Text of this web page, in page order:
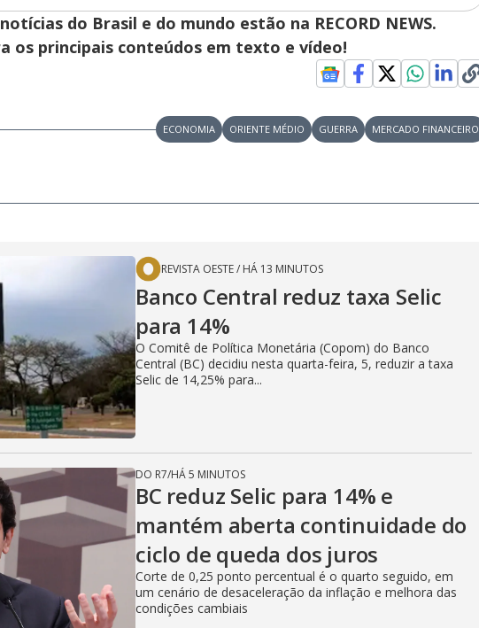
do Brasil e do mundo estão na RECORD NEWS.
os principais conteúdos em texto e vídeo!
ECONOMIA ORIENTE MÉDIO GUERRA MERCADO FINANCEIRO
REVISTA OESTE/ HÁ 13 MINUTOS
Banco Central reduz taxa Selic
para 14%
O Comitê de Política Monetária (Copom) do Banco
Central (BC) decidiu nesta quarta-feira, 5, reduzir a taxa
Selic de 14,25% para...
DO R7/HÁ 5 MINUTOS
BC reduz Selic para 14% e
mantém aberta continuidade do
ciclo de queda dos juros
Corte de 0,25 ponto percentual é o quarto seguido, em
um cenário de desaceleração da inflação e melhora das
condições cambiais